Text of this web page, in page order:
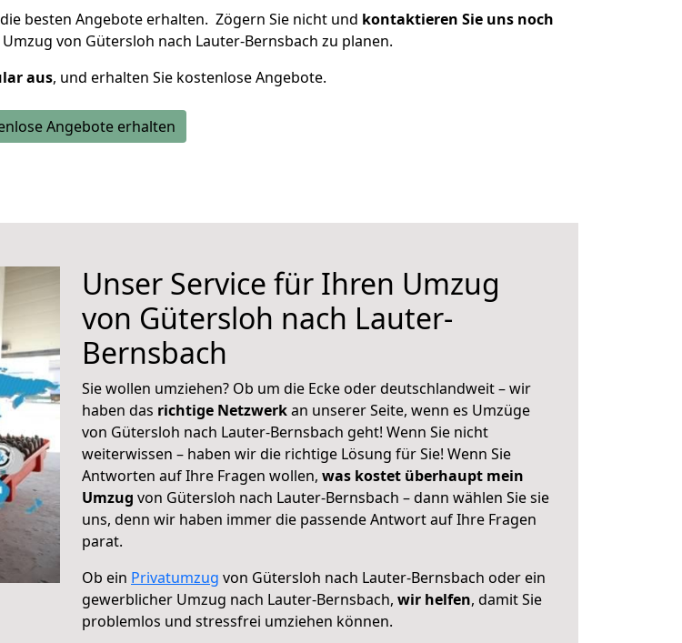
besten Angebote erhalten. Zögern Sie nicht und kontaktieren Sie uns noch
von Gütersloh nach Lauter-Bernsbach zu planen.
aus, und erhalten Sie kostenlose Angebote.
Angebote erhalten
Unser Service für Ihren Umzug
von Gütersloh nach Lauter-
Bernsbach
Sie wollen umziehen? Ob um die Ecke oder deutschlandweit – wir
haben das richtige Netzwerkan unserer Seite, wenn es Umzüge
von Gütersloh nach Lauter-Bernsbach geht! Wenn Sie nicht
weiterwissen – haben wir die richtige Lösung für Sie! Wenn Sie
Antworten auf Ihre Fragen wollen, was kostet überhaupt mein
Umzug von Gütersloh nach Lauter-Bernsbach – dann wählen Sie sie
uns, denn wir haben immer die passende Antwort auf Ihre Fragen
parat.
Ob ein Privatumzug von Gütersloh nach Lauter-Bernsbach oder ein
gewerblicher Umzug nach Lauter-Bernsbach, wir helfen, damit Sie
problemlos und stressfrei umziehen können.